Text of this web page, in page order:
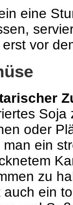
eine
erst vor
Soja
oder
man ein
zu
auch ein